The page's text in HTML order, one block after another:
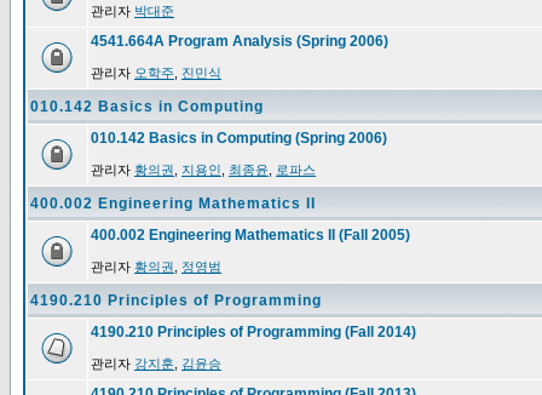
관리자 박대준
4541.664A Program Analysis (Spring 2006)
관리자 오학주 진민식
010.142 Basics in Computing
010.142 Basics in Computing (Spring 2006)
관리자 황의권 지용인 최종윤 로파스
400.002 Engineering Mathematics II
400.002 Engineering Mathematics II (Fall 2005)
관리자 황의권 정영범
4190.210 Principles of Programming
4190.210 Principles of Programming (Fall 2014)
관리자 강지훈 김윤승